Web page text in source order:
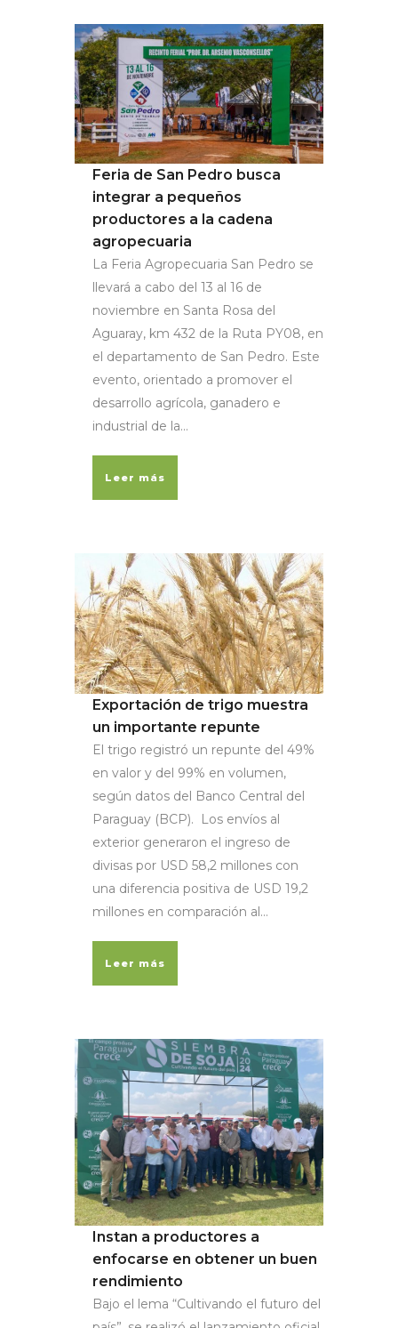
Feria de San Pedro busca
integrar a pequeños
productores a la cadena
agropecuaria
La Feria Agropecuaria San Pedro se
llevará a cabo del 13 al 16 de
noviembre en Santa Rosa del
Aguaray, km 432 de la Ruta PY08, en
el departamento de San Pedro. Este
evento, orientado a promover el
desarrollo agrícola, ganadero e
industrial de la...
Leer más
Exportación de trigo muestra
un importante repunte
El trigo registró un repunte del 49%
en valor y del 99% en volumen,
según datos del Banco Central del
Paraguay (BCP). Los envíos al
exterior generaron el ingreso de
divisas por USD 58,2 millones con
una diferencia positiva de USD 19,2
millones en comparación al...
Leer más
Instan a productores a
enfocarse en obtener un buen
rendimiento
Bajo el lema “Cultivando el futuro del